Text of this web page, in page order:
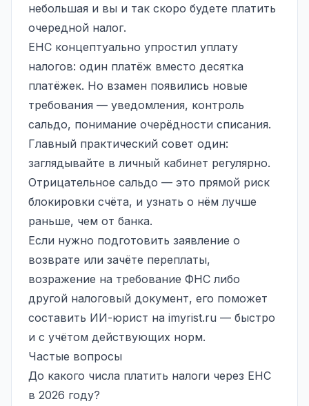
небольшая и вы и так скоро будете платить
очередной налог.
ЕНС концептуально упростил уплату
налогов: один платёж вместо десятка
платёжек. Но взамен появились новые
требования — уведомления, контроль
сальдо, понимание очерёдности списания.
Главный практический совет один:
заглядывайте в личный кабинет регулярно.
Отрицательное сальдо — это прямой риск
блокировки счёта, и узнать о нём лучше
раньше, чем от банка.
Если нужно подготовить заявление о
возврате или зачёте переплаты,
возражение на требование ФНС либо
другой налоговый документ, его поможет
составить ИИ-юрист на imyrist.ru — быстро
и с учётом действующих норм.
Частые вопросы
До какого числа платить налоги через ЕНС
в 2026 году?